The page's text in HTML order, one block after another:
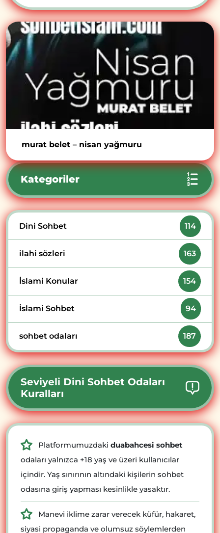
murat belet – nisan yağmuru
Kategoriler
Dini Sohbet 114
ilahi sözleri 163
İslami Konular 154
İslami Sohbet 94
sohbet odaları 187
Seviyeli Dini Sohbet Odaları
Kuralları
Platformumuzdaki duabahcesi sohbet
odaları yalnızca +18 yaş ve üzeri kullanıcılar
içindir. Yaş sınırının altındaki kişilerin sohbet
odasına giriş yapması kesinlikle yasaktır.
Manevi iklime zarar verecek küfür, hakaret,
siyasi propaganda ve olumsuz söylemlerden